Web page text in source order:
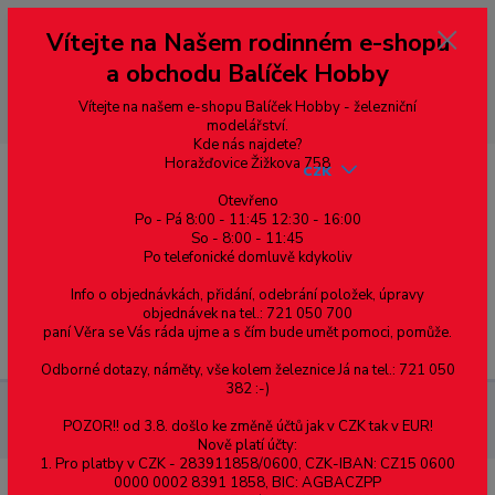
--- pro zákazníky ze Slovenska a jiných zemí, pokud chcete platit v eurech
přepněte si e-shop na euro 💶 pro přepočet měny - pravý horní roh ---
dobírky – pokud si z nějakého důvodu zásilku nevyzvednete, bude po
domluvě zaslána znovu s opětovnou platbou za poštovné, v opačném
případě bude zrušena a účet přidán na blacklist a rušeny následující
objednávky.
Menu
CZK
1mm, 1ks
Vítejte na Našem rodinném e-shopu
a obchodu Balíček Hobby
Vítejte na našem e-shopu Balíček Hobby - železniční
modelářství.
Kde nás najdete?
Horažďovice Žižkova 758
Otevřeno
Po - Pá 8:00 - 11:45 12:30 - 16:00
So - 8:00 - 11:45
Po telefonické domluvě kdykoliv
Info o objednávkách, přidání, odebrání položek, úpravy
objednávek na tel.: 721 050 700
paní Věra se Vás ráda ujme a s čím bude umět pomoci, pomůže.
Odborné dotazy, náměty, vše kolem železnice Já na tel.: 721 050
382 :-)
POZOR!! od 3.8. došlo ke změně účtů jak v CZK tak v EUR!
Nově platí účty:
1. Pro platby v CZK - 283911858/0600, CZK-IBAN: CZ15 0600
0000 0002 8391 1858, BIC: AGBACZPP